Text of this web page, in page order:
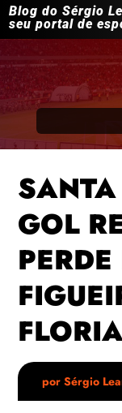
Blog do Sérgio
seu portal de
GOL
porSérgio